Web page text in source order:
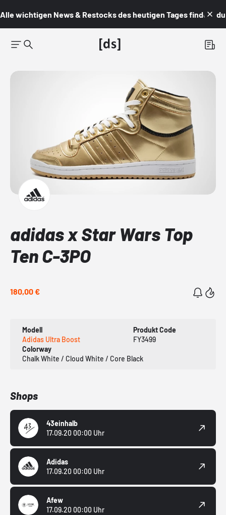
Alle wichtigen News & Restocks des heutigen Tages findest du
adidas x Star Wars Top
Ten C-3PO
180,00 €
Modell
Adidas Ultra Boost
Produkt Code
FY3499
Colorway
Chalk White / Cloud White / Core Black
Shops
43einhalb
17.09.20 00:00 Uhr
Adidas
17.09.20 00:00 Uhr
Afew
17.09.20 00:00 Uhr